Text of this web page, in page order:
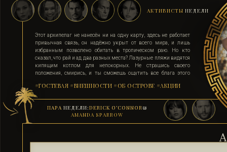
ПАРА НЕДЕЛИ:DERICK O’CONNOR&
AMANDA SPARROW
#ГОСТЕВАЯ #ВНЕШНОСТИ #ОБ ОСТРОВЕ #АКЦИИ
Этот архипелаг не нанесён ни на одну карту, здесь не работает
привычная связь, он надёжно укрыт от всего мира, и лишь
избранным позволено обитать в тропическом раю. Но кто
сказал, что рай и ад два разных места? Лазурные пляжи видятся
кипящим котлом для непокорных. Не страшись своего
положения, смирись, и ты сможешь ощутить все блага этого
адептом. Выбери для себя стезю, ступай по ней, гордо неся статус
рабыни, иначе тебя силой поставят на колени. Помни, ад на
АКТИВИСТЫ НЕДЕЛИ